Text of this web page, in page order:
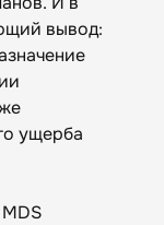
вывод:
ущерба